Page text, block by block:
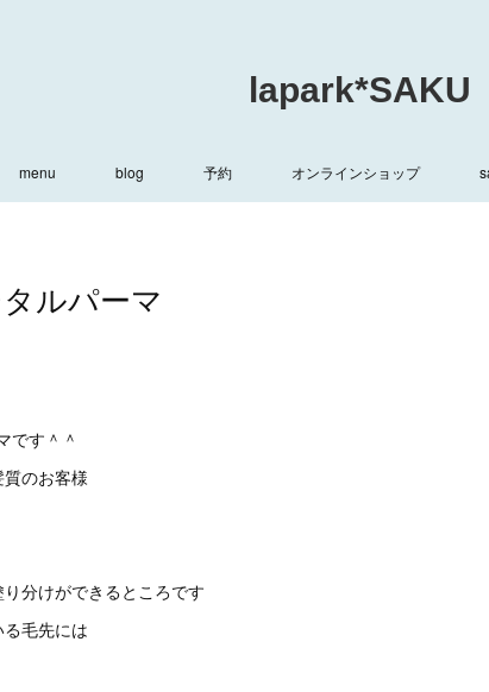
lapark*SAKU
menu blog 予約 オンラインショップ
ルパーマ
です＾＾
のお客様
分けができるところです
毛先には